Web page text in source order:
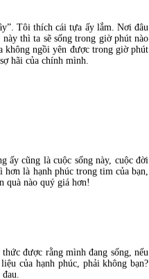
Tôi thích cái tựa ấy lắm. Nơi đâu
thì ta sẽ sống trong giờ phút nào
không ngồi yên được trong giờ phút
hãi của chính mình.
ấy cũng là cuộc sống này, cuộc đời
là hạnh phúc trong tim của bạn,
quà nào quý giá hơn!
được rằng mình đang sống, nếu
của hạnh phúc, phải không bạn?